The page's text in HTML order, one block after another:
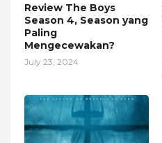
Review The Boys
Season 4, Season yang
Paling
Mengecewakan?
July 23, 2024